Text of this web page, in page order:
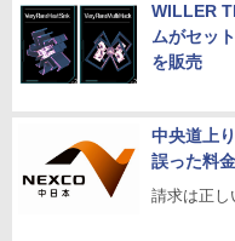
WILLER
ムがセッ
を販売
中央道上
誤った料
請求は正し